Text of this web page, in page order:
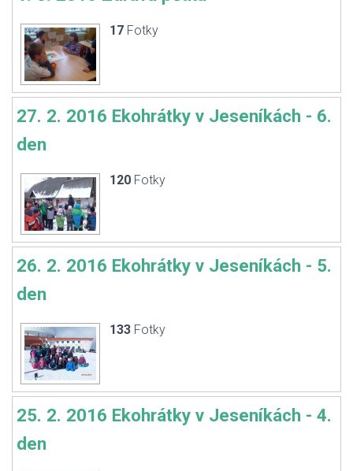
17 Fotky
27. 2. 2016 Ekohrátky v Jeseníkách - 6.
den
120 Fotky
26. 2. 2016 Ekohrátky v Jeseníkách - 5.
den
133 Fotky
25. 2. 2016 Ekohrátky v Jeseníkách - 4.
den